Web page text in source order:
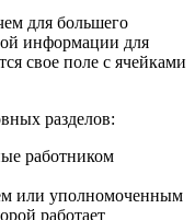
для большего
информации для
свое поле с ячейками
разделов:
работником
или уполномоченным
работает